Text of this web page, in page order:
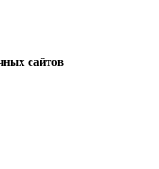
сайтов